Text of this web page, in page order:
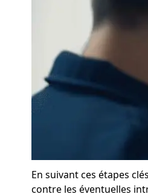
En suivant ces étapes
contre les éventuelles